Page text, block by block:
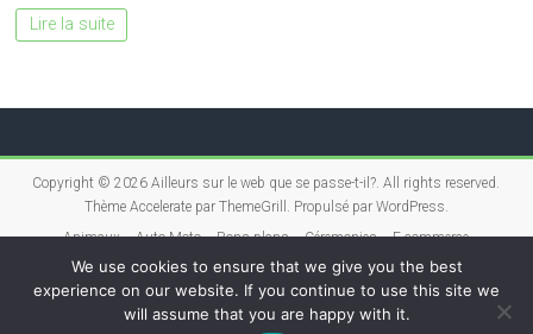
Lire la suite
Copyright © 2026Ailleurs sur le web que se passe-t-il? . All rights reserved.
Thème Acceleratepar ThemeGrill. Propulsé par WordPress
Animaux
Auto Moto Bons plans Céremonies
E-commerce
Entreprises
Finances Formations Education Immobilier Internet
Loisirs
Maison Marketing Publicité Mode Beauté
Multimédia High
Non classé Photographie Pratique Santé Bien-être
We use cookies to ensure that we give you the best
experience on our website. If you continue to use this site we
will assume that you are happy with it.